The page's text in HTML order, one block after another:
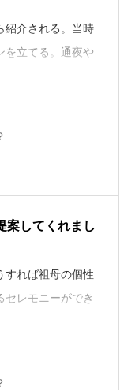
と安易に言わな
めることをお勧め
区
紹介される。当時
を立てる。通夜や
たお寺のお坊さ
ぎ立てる私達に
ました。
、親身に話を聞い
屋さんだね」と
案してくれまし
すれば祖母の個性
レモニーができ
摯に私たちの心
母の人生を尊重